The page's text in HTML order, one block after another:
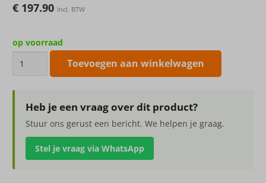
€ 197.90 Incl. BTW
op voorraad
85cm
aantal
Toevoegen aan winkelwagen
Heb je een vraag over dit product?
Stuur ons gerust een bericht. We helpen je graag.
Stel je vraag via WhatsApp